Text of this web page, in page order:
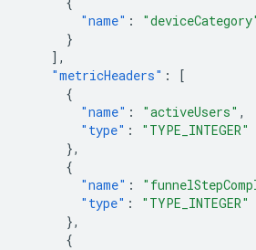
"name" :
}
],
"metricHeaders" :
[
{
"name" : "activeUsers" ,
"type" :
"TYPE_INTEGER"
},
{
"name" :
"type" :
"TYPE_INTEGER"
},
{